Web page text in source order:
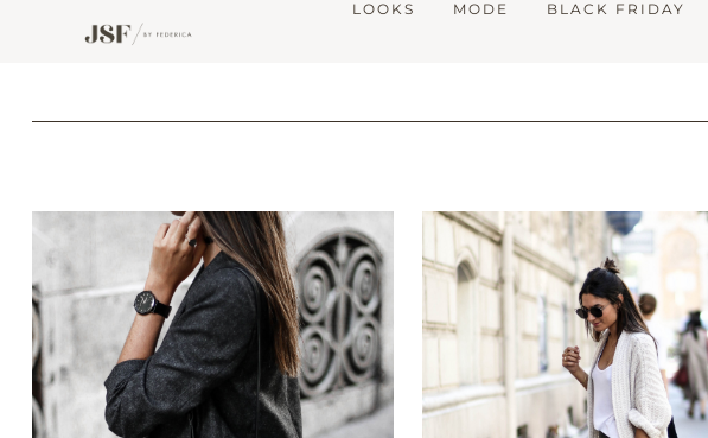
LOOKS MODE BLACK FRIDAY